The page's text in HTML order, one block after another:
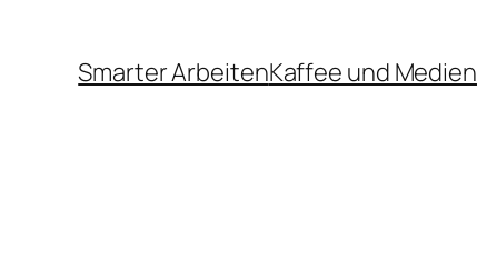
Smarter ArbeitenKaffee und Medien